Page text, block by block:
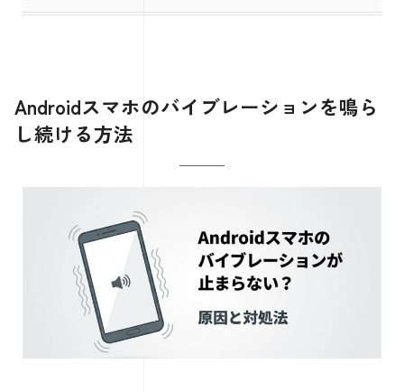
Androidスマホのバイブレーションを鳴ら
し続ける方法